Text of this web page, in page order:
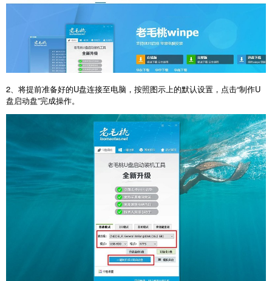
2、将提前准备好的U盘连接至电脑，按照图示上的默认设置，点击“制作U
盘启动盘”完成操作。